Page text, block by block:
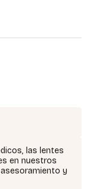
las lentes
en nuestros
y